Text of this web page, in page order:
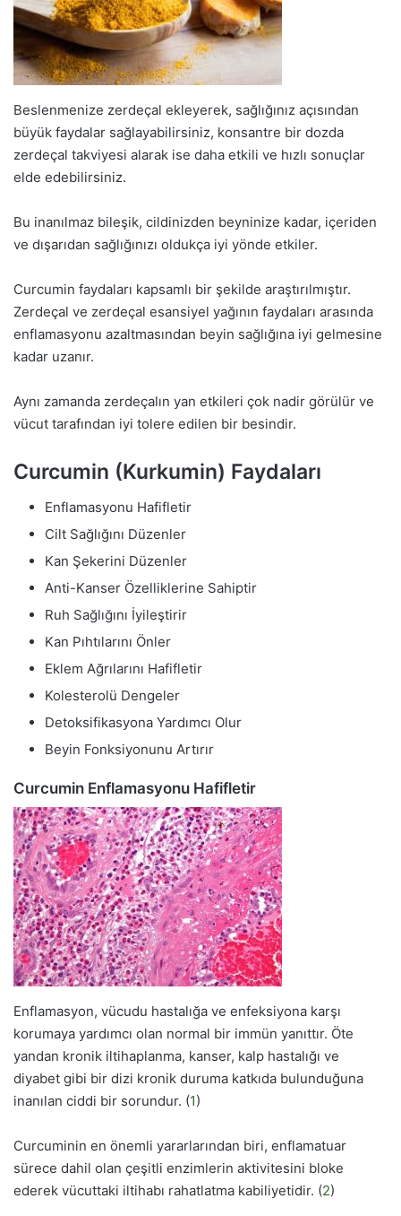
Beslenmenize zerdeçal ekleyerek, sağlığınız açısından
büyük faydalar sağlayabilirsiniz, konsantre bir dozda
zerdeçal takviyesi alarak ise daha etkili ve hızlı sonuçlar
elde edebilirsiniz.
Bu inanılmaz bileşik, cildinizden beyninize kadar, içeriden
ve dışarıdan sağlığınızı oldukça iyi yönde etkiler.
Curcumin faydaları kapsamlı bir şekilde araştırılmıştır.
Zerdeçal ve zerdeçal esansiyel yağının faydaları arasında
enflamasyonu azaltmasından beyin sağlığına iyi gelmesine
kadar uzanır.
Aynı zamanda zerdeçalın yan etkileri çok nadir görülür ve
vücut tarafından iyi tolere edilen bir besindir.
Curcumin (Kurkumin) Faydaları
Enflamasyonu Hafifletir
Cilt Sağlığını Düzenler
Kan Şekerini Düzenler
Anti-Kanser Özelliklerine Sahiptir
Ruh Sağlığını İyileştirir
Kan Pıhtılarını Önler
Eklem Ağrılarını Hafifletir
Kolesterolü Dengeler
Detoksifikasyona Yardımcı Olur
Beyin Fonksiyonunu Artırır
Curcumin Enflamasyonu Hafifletir
Enflamasyon, vücudu hastalığa ve enfeksiyona karşı
korumaya yardımcı olan normal bir immün yanıttır. Öte
yandan kronik iltihaplanma, kanser, kalp hastalığı ve
diyabet gibi bir dizi kronik duruma katkıda bulunduğuna
inanılan ciddi bir sorundur. (1)
Curcuminin en önemli yararlarından biri, enflamatuar
sürece dahil olan çeşitli enzimlerin aktivitesini bloke
ederek vücuttaki iltihabı rahatlatma kabiliyetidir. (2)